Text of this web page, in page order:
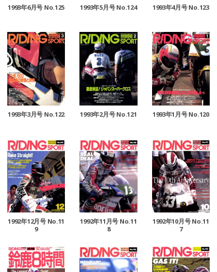
1993年6月号 No.125 1993年5月号 No.124 1993年4月号 No.123
1993年3月号 No.122 1993年2月号 No.121 1993年1月号 No.120
1992年12月号 No.11
9
1992年11月号 No.11
8
1992年10月号 No.11
7